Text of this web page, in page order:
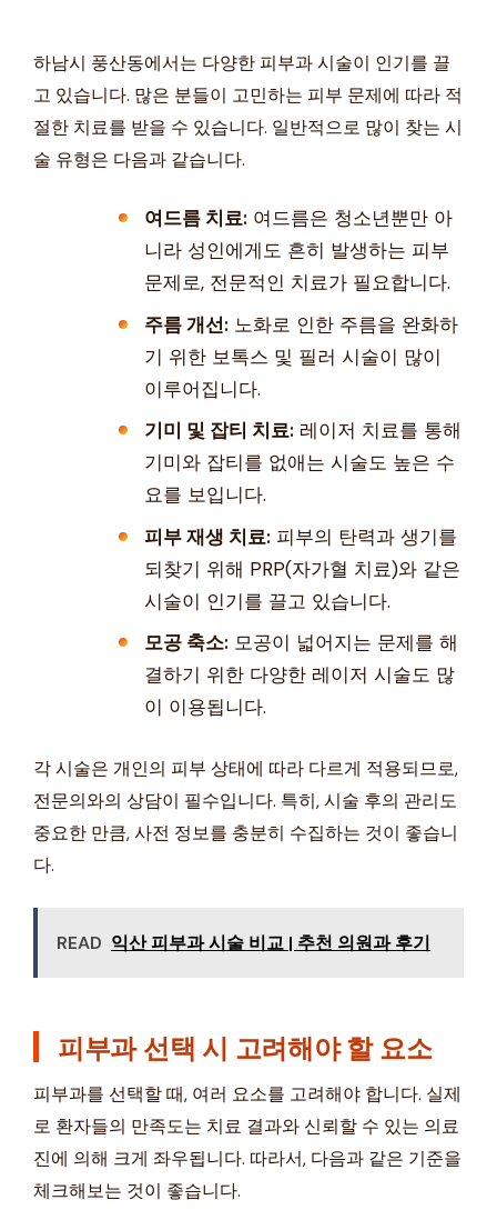
하남시 풍산동에서는 다양한 피부과 시술이 인기를 끌
고 있습니다. 많은 분들이 고민하는 피부 문제에 따라 적
절한 치료를 받을 수 있습니다. 일반적으로 많이 찾는 시
술 유형은 다음과 같습니다.
여드름 치료: 여드름은 청소년뿐만 아
니라 성인에게도 흔히 발생하는 피부
문제로, 전문적인 치료가 필요합니다.
주름 개선: 노화로 인한 주름을 완화하
기 위한 보톡스 및 필러 시술이 많이
이루어집니다.
기미 및 잡티 치료: 레이저 치료를 통해
기미와 잡티를 없애는 시술도 높은 수
요를 보입니다.
피부 재생 치료: 피부의 탄력과 생기를
되찾기 위해 PRP(자가혈 치료)와 같은
시술이 인기를 끌고 있습니다.
모공 축소: 모공이 넓어지는 문제를 해
결하기 위한 다양한 레이저 시술도 많
이 이용됩니다.
각 시술은 개인의 피부 상태에 따라 다르게 적용되므로,
전문의와의 상담이 필수입니다. 특히, 시술 후의 관리도
중요한 만큼, 사전 정보를 충분히 수집하는 것이 좋습니
다.
READ 익산 피부과 시술 비교 | 추천 의원과 후기
피부과 선택 시 고려해야 할 요소
피부과를 선택할 때, 여러 요소를 고려해야 합니다. 실제
로 환자들의 만족도는 치료 결과와 신뢰할 수 있는 의료
진에 의해 크게 좌우됩니다. 따라서, 다음과 같은 기준을
체크해보는 것이 좋습니다.